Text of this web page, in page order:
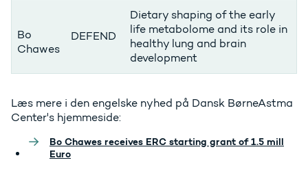
Bo
Chawes
DEFEND
Dietary shaping of the early
life metabolome and its role in
healthy lung and brain
development
Læs mere i den engelske nyhed på Dansk BørneAstma
Center's hjemmeside:
Bo Chawes receives ERC starting grant of 1.5 mill
Euro